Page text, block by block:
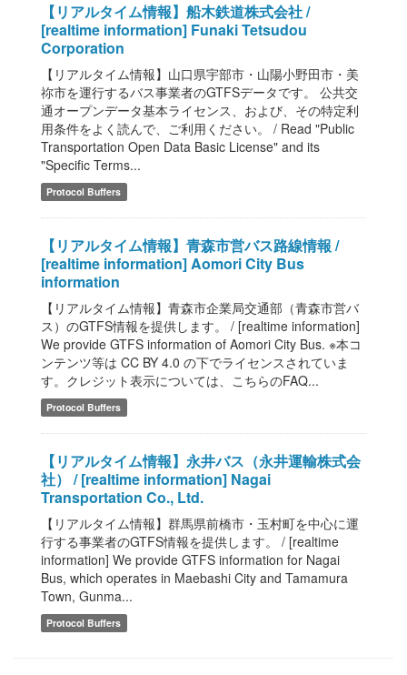
【リアルタイム情報】船木鉄道株式会社 /
[realtime information] Funaki Tetsudou
Corporation
【リアルタイム情報】山口県宇部市・山陽小野田市・美
祢市を運行するバス事業者のGTFSデータです。 公共交
通オープンデータ基本ライセンス、および、その特定利
用条件をよく読んで、ご利用ください。 / Read "Public
Transportation Open Data Basic License" and its
"Specific Terms...
Protocol Buffers
【リアルタイム情報】青森市営バス路線情報 /
[realtime information] Aomori City Bus
information
【リアルタイム情報】青森市企業局交通部（青森市営バ
ス）のGTFS情報を提供します。 / [realtime information]
We provide GTFS information of Aomori City Bus. ※本コ
ンテンツ等は CC BY 4.0 の下でライセンスされていま
す。クレジット表示については、こちらのFAQ...
Protocol Buffers
【リアルタイム情報】永井バス（永井運輸株式会
社） / [realtime information] Nagai
Transportation Co., Ltd.
【リアルタイム情報】群馬県前橋市・玉村町を中心に運
行する事業者のGTFS情報を提供します。 / [realtime
information] We provide GTFS information for Nagai
Bus, which operates in Maebashi City and Tamamura
Town, Gunma...
Protocol Buffers